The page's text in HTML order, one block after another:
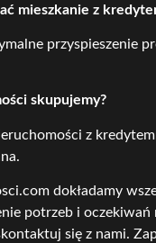
mieszkanie z
przyspieszenie
skupujemy?
z
dokładamy
potrzeb i
się z nami.